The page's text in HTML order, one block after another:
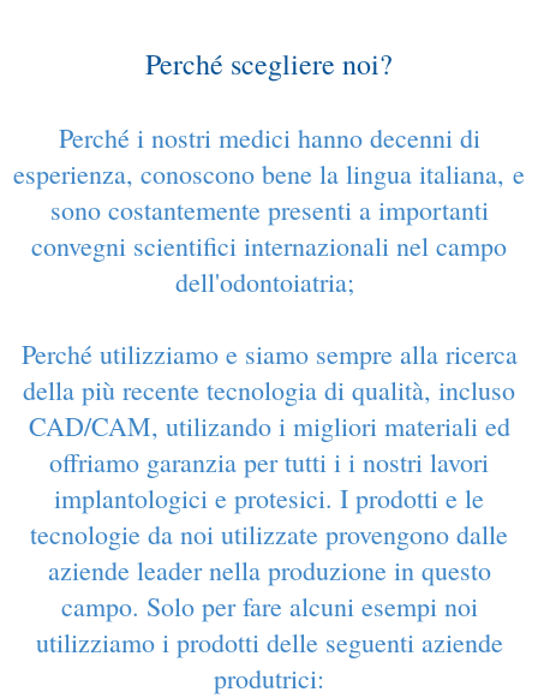
Perché scegliere noi?
Perché i nostri medici hanno decenni di
esperienza, conoscono bene la lingua italiana, e
sono costantemente presenti a importanti
convegni scientifici internazionali nel campo
dell'odontoiatria;
Perché utilizziamo e siamo sempre alla ricerca
della più recente tecnologia di qualità, incluso
CAD/CAM, utilizando i migliori materiali ed
offriamo garanzia per tutti i i nostri lavori
implantologici e protesici. I prodotti e le
tecnologie da noi utilizzate provengono dalle
aziende leader nella produzione in questo
campo. Solo per fare alcuni esempi noi
utilizziamo i prodotti delle seguenti aziende
produtrici: